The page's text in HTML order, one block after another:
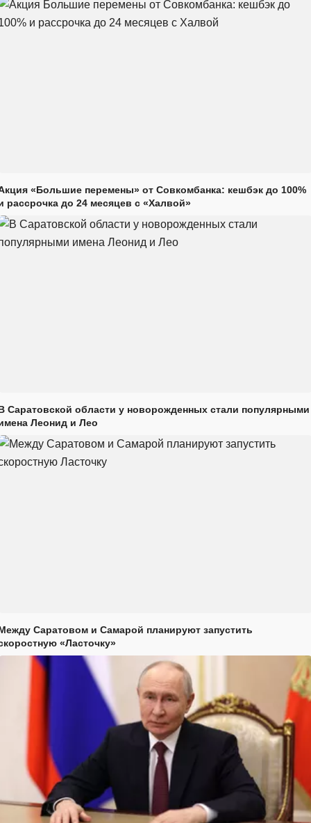
«Большие перемены» от Совкомбанка: кешбэк до 100%
рассрочка до 24 месяцев с «Халвой»
Саратовской области у новорожденных стали популярными
Леонид и Лео
Саратовом и Самарой планируют запустить
«Ласточку»